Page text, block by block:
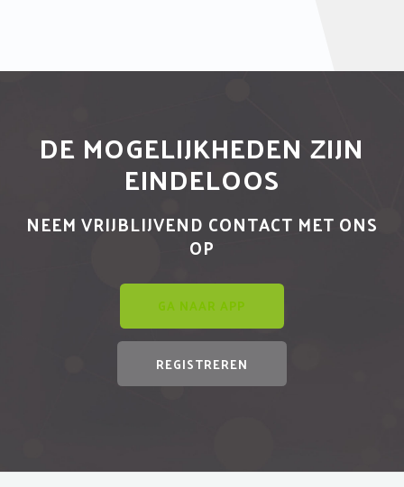
DE MOGELIJKHEDEN ZIJN
EINDELOOS
NEEM VRIJBLIJVEND CONTACT MET ONS
OP
GA NAAR APP
REGISTREREN